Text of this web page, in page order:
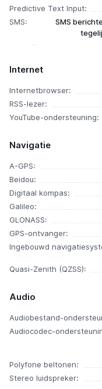
Predictive Text Input:
SMS:
SMS
Internet
Internetbrowser:
RSS-lezer:
YouTube-ondersteuning:
Navigatie
A-GPS:
Beidou:
Digitaal kompas:
Galileo:
GLONASS:
GPS-ontvanger:
Ingebouwd
Quasi-Zenith (QZSS):
Audio
Audiobestand-
Audiocodec-
Polyfone beltonen:
Stereo luidspreker: